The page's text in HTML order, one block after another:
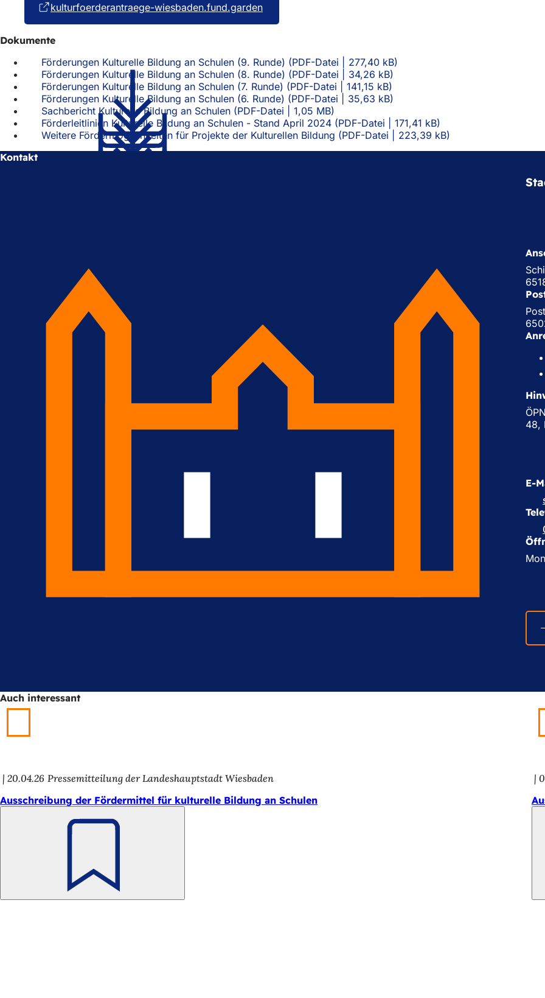
kulturfoerderantraege-wiesbaden.fund.garden(Öffnet
Tab)
Dokumente
Förderungen Kulturelle Bildung an Schulen (9. Runde)
PDF-Datei
277,40 kB
Förderungen Kulturelle Bildung an Schulen (8. Runde)
PDF-Datei
34,26 kB
Förderungen Kulturelle Bildung an Schulen (7. Runde)
PDF-Datei
141,15 kB
Förderungen Kulturelle Bildung an Schulen (6. Runde)
PDF-Datei
35,63 kB
Sachbericht Kulturelle Bildung an Schulen PDF-Datei
1,05 MB
Förderleitlinien Kulturelle Bildung an Schulen - Stand April 2024 PDF-Datei
171,41 kB
Weitere Fördermöglichkeiten für Projekte der Kulturellen Bildung
PDF-Datei
223,39 kB
Kontakt
48,
E-
Auch interessant
20.04.26 Pressemitteilung der Landeshauptstadt Wiesbaden
Ausschreibung der Fördermittel für kulturelle Bildung an Schulen